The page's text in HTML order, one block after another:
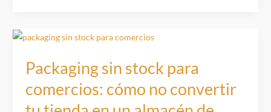
pequeñas
cantidades:
cómo
pedir
Packaging sin stock para
comercios: cómo no convertir